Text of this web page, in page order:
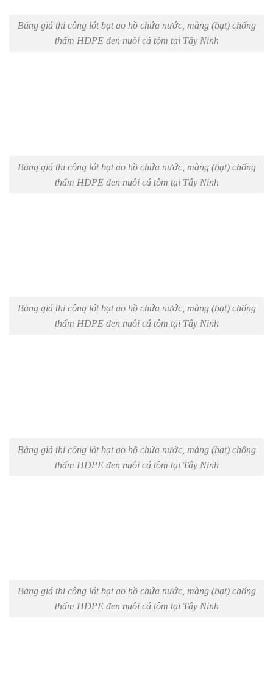
Bảng giá thi công lót bạt ao hồ chứa nước, màng (bạt) chống
thấm HDPE đen nuôi cá tôm tại Tây Ninh
Bảng giá thi công lót bạt ao hồ chứa nước, màng (bạt) chống
thấm HDPE đen nuôi cá tôm tại Tây Ninh
Bảng giá thi công lót bạt ao hồ chứa nước, màng (bạt) chống
thấm HDPE đen nuôi cá tôm tại Tây Ninh
Bảng giá thi công lót bạt ao hồ chứa nước, màng (bạt) chống
thấm HDPE đen nuôi cá tôm tại Tây Ninh
Bảng giá thi công lót bạt ao hồ chứa nước, màng (bạt) chống
thấm HDPE đen nuôi cá tôm tại Tây Ninh